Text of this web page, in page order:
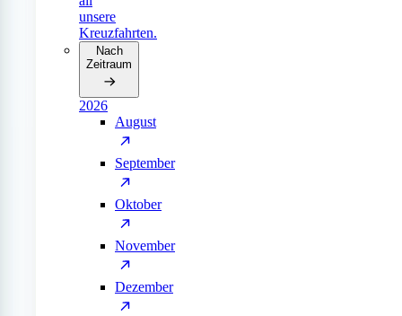
unsere
Kreuzfahrten.
Nach
Zeitraum
2026
August
September
Oktober
November
Dezember